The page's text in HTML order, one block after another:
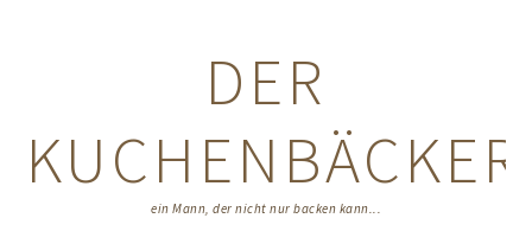
DER
KUCHENBÄCKER
ein Mann, der nicht nur backen kann...